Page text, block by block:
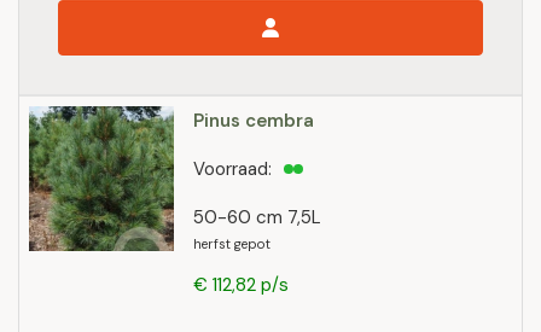
Pinus cembra
50-60 cm 7,5L
herfst gepot
Voorraad:
€ 112,82 p/s